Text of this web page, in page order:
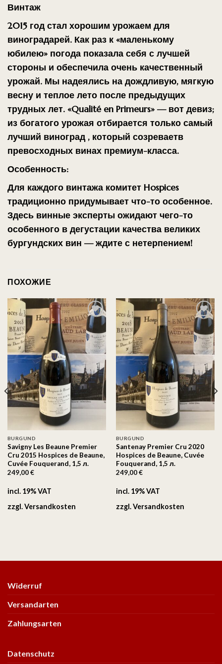
Винтаж
2015 год стал хорошим урожаем для
виноградарей. Как раз к «маленькому
юбилею» погода показала себя с лучшей
стороны и обеспечила очень качественный
урожай. Мы надеялись на дождливую, мягкую
весну и теплое лето после предыдущих
трудных лет. «Qualité en Primeurs» — вот девиз;
из богатого урожая отбирается только самый
лучший виноград , который созреваетв
превосходных винах премиум-класса.
Особенность:
Для каждого винтажа комитет Hospices
традиционно придумывает что-то особенное.
Здесь винные эксперты ожидают чего-то
особенного в дегустации качества великих
бургундских вин — ждите с нетерпением!
ПОХОЖИЕ
Auf
die
Wunschliste
BURGUND
Savigny Les Beaune Premier
Cru 2015 Hospices de Beaune,
Cuvée Fouquerand, 1,5 л.
249,00€
incl. 19% VAT
zzgl.Versandkosten
Auf
die
Wunschliste
BURGUND
Santenay Premier Cru 2020
Hospices de Beaune, Cuvée
Fouquerand, 1,5 л.
249,00€
incl. 19% VAT
zzgl.Versandkosten
Widerruf
Versandarten
Zahlungsarten
Datenschutz